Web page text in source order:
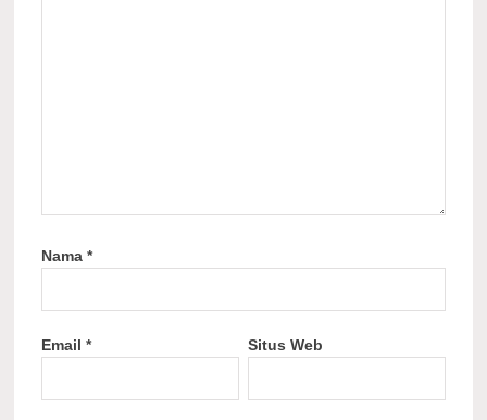
Nama*
Email* Situs Web